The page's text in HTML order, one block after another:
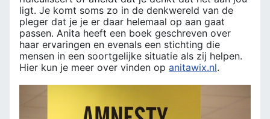
ligt. Je komt soms zo in de denkwereld van de
pleger dat je je er daar helemaal op aan gaat
passen. Anita heeft een boek geschreven over
haar ervaringen en evenals een stichting die
mensen in een soortgelijke situatie als zij helpen.
Hier kun je meer over vinden op anitawix.nl.